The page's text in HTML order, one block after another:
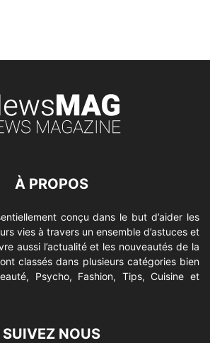
À PROPOS
conçu dans le but d’aider les
vies à travers un ensemble d’astuces et
aussi l’actualité et les nouveautés de la
classés dans plusieurs catégories bien
Psycho, Fashion, Tips, Cuisine et
SUIVEZ NOUS